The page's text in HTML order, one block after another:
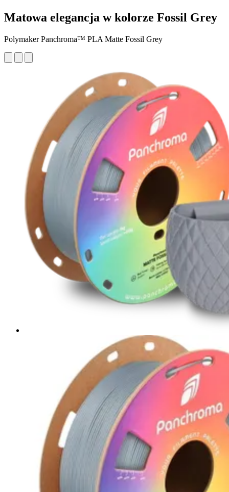
Matowa elegancja w kolorze Fossil Grey
Polymaker Panchroma™ PLA Matte Fossil Grey